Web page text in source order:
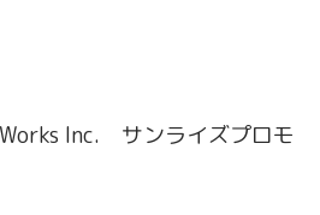
Inc. サンライズプロモ